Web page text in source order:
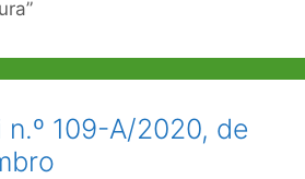
109-A/2020, de